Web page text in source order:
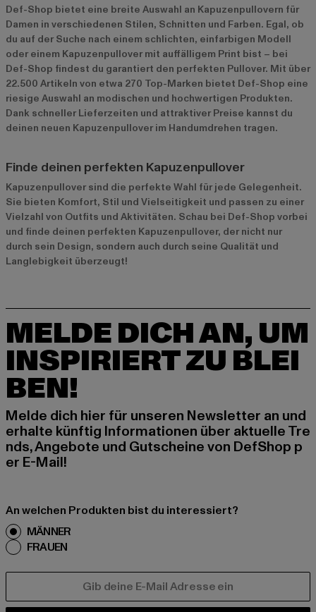
Def-Shop bietet eine breite Auswahl an Kapuzenpullovern für
Damen in verschiedenen Stilen, Schnitten und Farben. Egal, ob
du auf der Suche nach einem schlichten, einfarbigen Modell
oder einem Kapuzenpullover mit auffälligem Print bist – bei
Def-Shop findest du garantiert den perfekten Pullover. Mit über
22.500 Artikeln von etwa 270 Top-Marken bietet Def-Shop eine
riesige Auswahl an modischen und hochwertigen Produkten.
Dank schneller Lieferzeiten und attraktiver Preise kannst du
deinen neuen Kapuzenpullover im Handumdrehen tragen.
Finde deinen perfekten Kapuzenpullover
Kapuzenpullover sind die perfekte Wahl für jede Gelegenheit.
Sie bieten Komfort, Stil und Vielseitigkeit und passen zu einer
Vielzahl von Outfits und Aktivitäten. Schau bei Def-Shop vorbei
und finde deinen perfekten Kapuzenpullover, der nicht nur
durch sein Design, sondern auch durch seine Qualität und
Langlebigkeit überzeugt!
MELDE DICH AN, UM
INSPIRIERT ZU BLEI
BEN!
Melde dich hier für unseren Newsletter an und
erhalte künftig Informationen über aktuelle Tre
nds, Angebote und Gutscheine von DefShop p
er E-Mail!
An welchen Produkten bist du interessiert?
MÄNNER
FRAUEN